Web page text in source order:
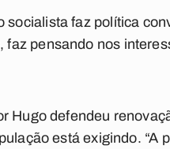
socialista faz política
faz pensando nos
Hugo defendeu
está exigindo. “A